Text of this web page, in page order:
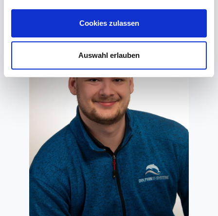
Cookies zulassen
Auswahl erlauben